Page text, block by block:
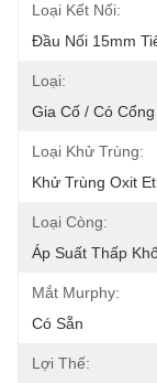
Loại Kết Nối:
Đầu Nối 15mm
Loại:
Gia Cố / Có
Loại Khử Trùng:
Khử Trùng Oxit
Loại Còng:
Áp Suất Thấp
Mắt Murphy:
Có Sẵn
Lợi Thế: